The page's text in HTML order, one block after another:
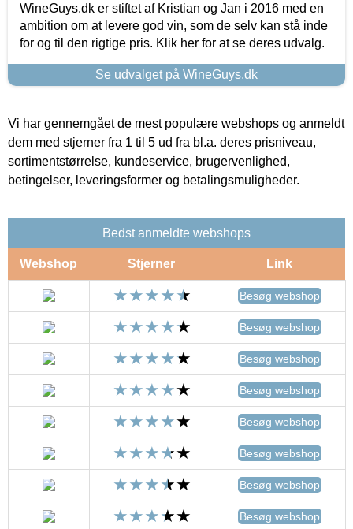
WineGuys.dk er stiftet af Kristian og Jan i 2016 med en
ambition om at levere god vin, som de selv kan stå inde
for og til den rigtige pris. Klik her for at se deres udvalg.
Se udvalget på WineGuys.dk
Vi har gennemgået de mest populære webshops og anmeldt
dem med stjerner fra 1 til 5 ud fra bl.a. deres prisniveau,
sortimentstørrelse, kundeservice, brugervenlighed,
betingelser, leveringsformer og betalingsmuligheder.
Bedst anmeldte webshops
Webshop Stjerner Link
Besøg webshop
Besøg webshop
Besøg webshop
Besøg webshop
Besøg webshop
Besøg webshop
Besøg webshop
Besøg webshop